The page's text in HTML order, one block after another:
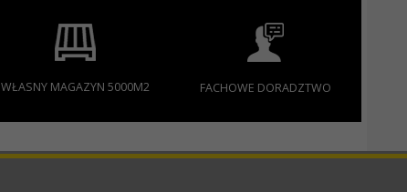
WŁASNY MAGAZYN 5000M2 FACHOWE DORADZTWO